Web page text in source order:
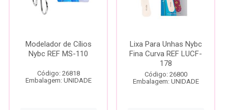
Modelador de Cílios
Nybc REF MS-110
Código: 26818
Embalagem: UNIDADE
Lixa Para Unhas Nybc
Fina Curva REF LUCF-
178
Código: 26800
Embalagem: UNIDADE